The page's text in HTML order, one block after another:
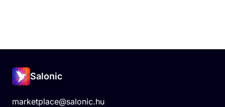
Salonic
marketplace@salonic.hu